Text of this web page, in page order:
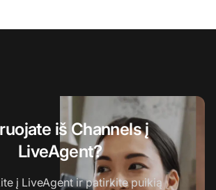
iš Channels į
LiveAgent?
į LiveAgent ir patirkite puikią